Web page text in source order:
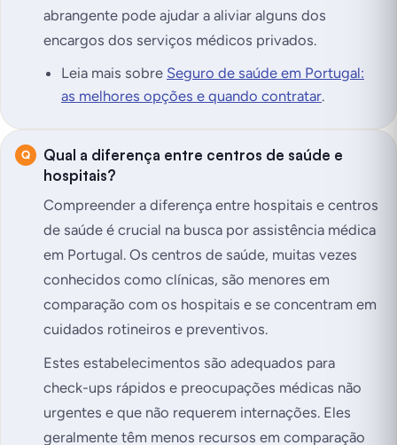
abrangente pode ajudar a aliviar alguns dos
encargos dos serviços médicos privados.
Leia mais sobre Seguro de saúde em Portugal:
as melhores opções e quando contratar.
Qual a diferença entre centros de saúde e
hospitais?
Compreender a diferença entre hospitais e centros
de saúde é crucial na busca por assistência médica
em Portugal. Os centros de saúde, muitas vezes
conhecidos como clínicas, são menores em
comparação com os hospitais e se concentram em
cuidados rotineiros e preventivos.
Estes estabelecimentos são adequados para
check-ups rápidos e preocupações médicas não
urgentes e que não requerem internações. Eles
geralmente têm menos recursos em comparação